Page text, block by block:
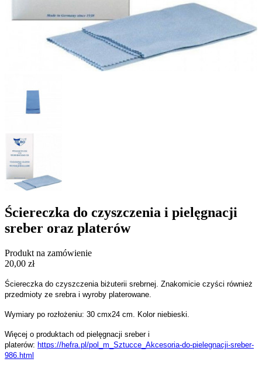
Ściereczka do czyszczenia i pielęgnacji
sreber oraz platerów
Produkt na zamówienie
20,00 zł
Ściereczka do czyszczenia biżuterii srebrnej. Znakomicie czyści również
przedmioty ze srebra i wyroby platerowane.
Wymiary po rozłożeniu: 30 cmx24 cm. Kolor niebieski.
Więcej o produktach od pielęgnacji sreber i
platerów: https://hefra.pl/pol_m_Sztucce_Akcesoria-do-pielegnacji-sreber-
986.html